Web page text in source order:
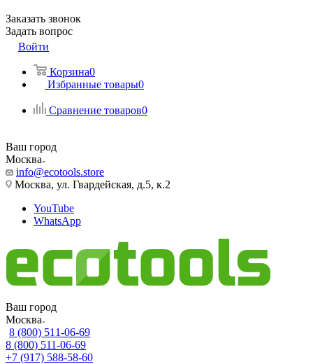
Заказать звонок
Задать вопрос
Войти
Корзина0
Избранные товары0
Сравнение товаров0
Ваш город
Москва
info@ecotools.store
Москва, ул. Гвардейская, д.5, к.2
YouTube
WhatsApp
Ваш город
Москва
8 (800) 511-06-69
8 (800) 511-06-69
+7 (917) 588-58-60